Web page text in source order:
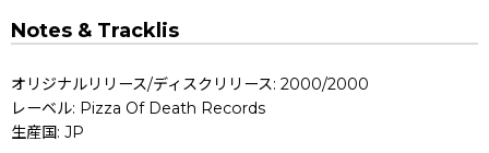
Notes & Tracklis
オリジナルリリース/ディスクリリース: 2000/2000
レーベル: Pizza Of Death Records
生産国: JP